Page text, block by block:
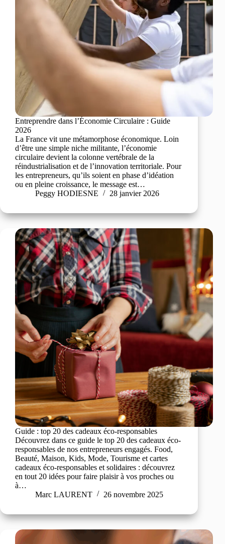
Entreprendre dans l’Économie Circulaire : Guide
2026
La France vit une métamorphose économique. Loin
d’être une simple niche militante, l’économie
circulaire devient la colonne vertébrale de la
réindustrialisation et de l’innovation territoriale. Pour
les entrepreneurs, qu’ils soient en phase d’idéation
ou en pleine croissance, le message est…
Peggy HODIESNE
28 janvier 2026
Guide : top 20 des cadeaux éco-responsables
Découvrez dans ce guide le top 20 des cadeaux éco-
responsables de nos entrepreneurs engagés. Food,
Beauté, Maison, Kids, Mode, Tourisme et cartes
cadeaux éco-responsables et solidaires : découvrez
en tout 20 idées pour faire plaisir à vos proches ou
à…
Marc LAURENT
26 novembre 2025